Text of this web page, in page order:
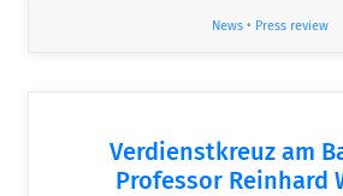
News• Press review
Verdienstkreuz am
Professor Reinhard